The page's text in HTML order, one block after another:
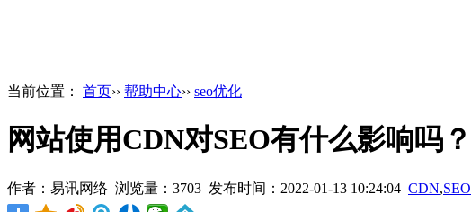
当前位置： 首页›› 帮助中心›› seo优化
网站使用CDN对SEO有什么影响吗？
作者：易讯网络 浏览量：3703 发布时间：2022-01-13 10:24:04 CDN,SEO